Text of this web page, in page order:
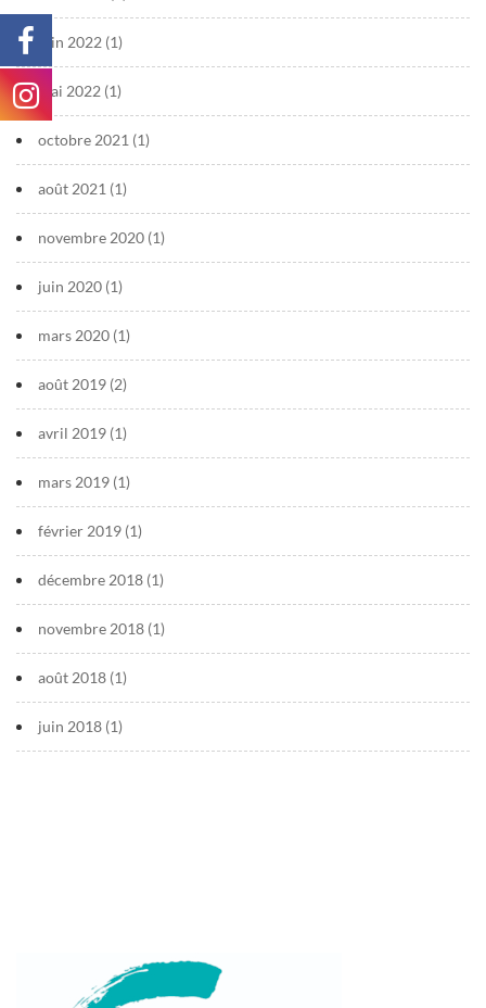
juin 2022 (1)
mai 2022 (1)
octobre 2021 (1)
août 2021 (1)
novembre 2020 (1)
juin 2020 (1)
mars 2020 (1)
août 2019 (2)
avril 2019 (1)
mars 2019 (1)
février 2019 (1)
décembre 2018 (1)
novembre 2018 (1)
août 2018 (1)
juin 2018 (1)